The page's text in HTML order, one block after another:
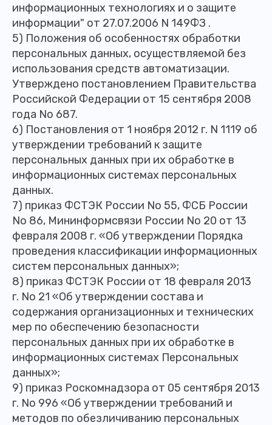
информационных технологиях и о защите
информации" от 27.07.2006 N 149­ФЗ .
5) Положения об особенностях обработки
персональных данных, осуществляемой без
использования средств автоматизации.
Утверждено постановлением Правительства
Российской Федерации от 15 сентября 2008
года No 687.
6) Постановления от 1 ноября 2012 г. N 1119 об
утверждении требований к защите
персональных данных при их обработке в
информационных системах персональных
данных.
7) приказ ФСТЭК России No 55, ФСБ России
No 86, Мининформсвязи России No 20 от 13
февраля 2008 г. «Об утверждении Порядка
проведения классификации информационных
систем персональных данных»;
8) приказ ФСТЭК России от 18 февраля 2013
г. No 21 «Об утверждении состава и
содержания организационных и технических
мер по обеспечению безопасности
персональных данных при их обработке в
информационных системах Персональных
данных»;
9) приказ Роскомнадзора от 05 сентября 2013
г. No 996 «Об утверждении требований и
методов по обезличиванию персональных